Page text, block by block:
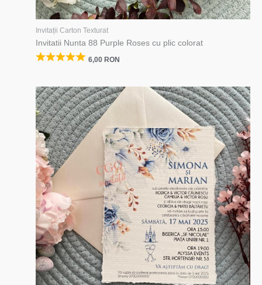
Invitații Carton Texturat
Invitatii Nunta 88 Purple Roses cu plic colorat
6,00 RON